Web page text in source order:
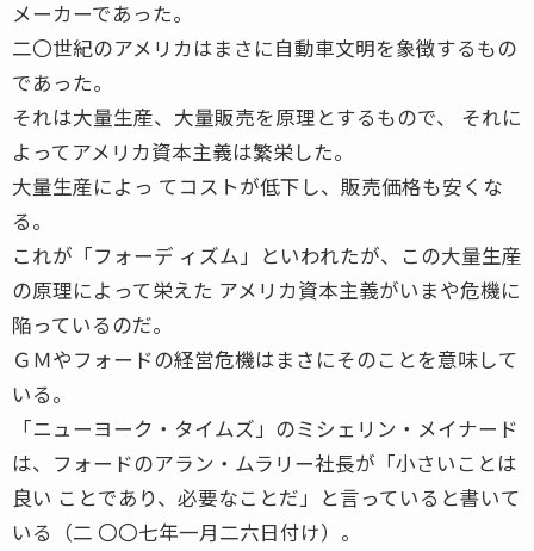
メーカーであった。
二〇世紀のアメリカはまさに自動車文明を象徴するもの
であった。
それは大量生産、大量販売を原理とするもので、 それに
よってアメリカ資本主義は繁栄した。
大量生産によっ てコストが低下し、販売価格も安くな
る。
これが「フォーデ ィズム」といわれたが、この大量生産
の原理によって栄えた アメリカ資本主義がいまや危機に
陥っているのだ。
ＧＭやフォードの経営危機はまさにそのことを意味して
いる。
「ニューヨーク・タイムズ」のミシェリン・メイナード
は、フォードのアラン・ムラリー社長が「小さいことは
良い ことであり、必要なことだ」と言っていると書いて
いる（二 〇〇七年一月二六日付け）。